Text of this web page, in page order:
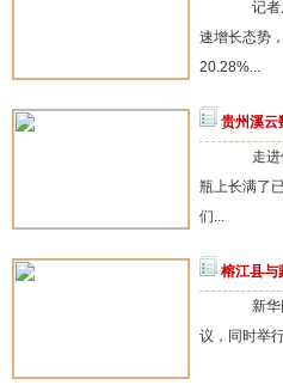
记者从
速增长态势
20.28%...
贵州溪云
走进位
瓶上长满了
们...
榕江县与
新华网
议，同时举